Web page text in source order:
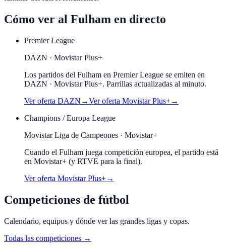
Cómo ver al Fulham en directo
Premier League
DAZN · Movistar Plus+
Los partidos del Fulham en Premier League se emiten en
DAZN · Movistar Plus+. Parrillas actualizadas al minuto.
Ver oferta DAZN →Ver oferta Movistar Plus+→
Champions / Europa League
Movistar Liga de Campeones · Movistar+
Cuando el Fulham juega competición europea, el partido está
en Movistar+ (y RTVE para la final).
Ver oferta Movistar Plus+→
Competiciones de fútbol
Calendario, equipos y dónde ver las grandes ligas y copas.
Todas las competiciones →